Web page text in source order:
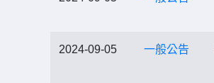
2024-09-05 一般公告